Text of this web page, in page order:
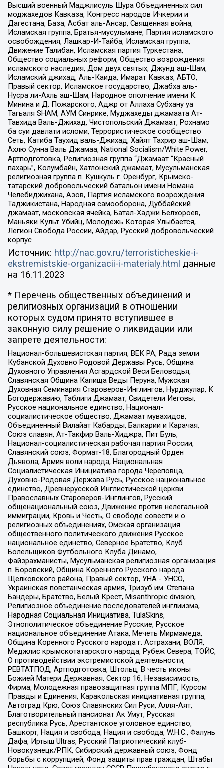
Высший военный Маджлисуль Шура Объединенных сил
моджахедов Кавказа, Конгресс народов Ичкерии и
Дагестана, База, Асбат аль-Ансар, Священная война,
Исламская группа, Братья-мусульмане, Партия исламского
освобождения, Лашкар-И-Тайба, Исламская группа,
Движение Талибан, Исламская партия Туркестана,
Общество социальных реформ, Общество возрождения
исламского наследия, Дом двух святых, Джунд аш-Шам,
Исламский джихад, Аль-Каида, Имарат Кавказ, АБТО,
Правый сектор, Исламское государство, Джабха аль-
Нусра ли-Ахль аш-Шам, Народное ополчение имени К.
Минина и Д. Пожарского, Аджр от Аллаха Субхану уа
Тагьаля SHAM, АУМ Синрике, Муджахеды джамаата Ат-
Тавхида Валь-Джихад, Чистопольский Джамаат, Рохнамо
ба суи давлати исломи, Террористическое сообщество
Сеть, Катиба Таухид валь-Джихад, Хайят Тахрир аш-Шам,
Ахлю Сунна Валь Джамаа, National Socialism/White Power,
Артподготовка, Религиозная группа “Джамаат “Красный
пахарь”, Колумбайн, Хатлонский джамаат, Мусульманская
религиозная группа п. Кушкуль г. Оренбург, Крымско-
татарский добровольческий батальон имени Номана
Челебиджихана, Азов, Партия исламского возрождения
Таджикистана, Народная самооборона, Дуббайский
джамаат, московская ячейка, Батал-Хаджи Белхороев,
Маньяки Культ Убийц, Молодёжь Которая Улыбается,
Легион Свобода России, Айдар, Русский добровольческий
корпус
Источник: http://nac.gov.ru/terroristicheskie-i-
ekstremistskie-organizacii-i-materialy.html данные
на 16.11.2023
* Перечень общественных объединений и
религиозных организаций в отношении
которых судом принято вступившее в
законную силу решение о ликвидации или
запрете деятельности:
Национал-большевистская партия, ВЕК РА, Рада земли
Кубанской Духовно Родовой Державы Русь, Община
Духовного Управления Асгардской Веси Беловодья,
Славянская Община Капища Веды Перуна, Мужская
Духовная Семинария Староверов-Инглингов, Нурджулар, К
Богодержавию, Таблиги Джамаат, Свидетели Иеговы,
Русское национальное единство, Национал-
социалистическое общество, Джамаат мувахидов,
Объединенный Вилайат Кабарды, Балкарии и Карачая,
Союз славян, Ат-Такфир Валь-Хиджра, Пит Буль,
Национал-социалистическая рабочая партия России,
Славянский союз, Формат-18, Благородный Орден
Дьявола, Армия воли народа, Национальная
Социалистическая Инициатива города Череповца,
Духовно-Родовая Держава Русь, Русское национальное
единство, Древнерусской Инглистической церкви
Православных Староверов-Инглингов, Русский
общенациональный союз, Движение против нелегальной
иммиграции, Кровь и Честь, О свободе совести и о
религиозных объединениях, Омская организация
общественного политического движения Русское
национальное единство, Северное Братство, Клуб
Болельщиков Футбольного Клуба Динамо,
Файзрахманисты, Мусульманская религиозная организация
п. Боровский, Община Коренного Русского народа
Щелковского района, Правый сектор, УНА - УНСО,
Украинская повстанческая армия, Тризуб им. Степана
Бандеры, Братство, Белый Крест, Misanthropic division,
Религиозное объединение последователей инглиизма,
Народная Социальная Инициатива, TulaSkins,
Этнополитическое объединение Русские, Русское
национальное объединение Атака, Мечеть Мирмамеда,
Община Коренного Русского народа г. Астрахани, ВОЛЯ,
Меджлис крымскотатарского народа, Рубеж Севера, ТОЙС,
О противодействии экстремистской деятельности,
РЕВТАТПОД, Артподготовка, Штольц, В честь иконы
Божией Матери Державная, Сектор 16, Независимость,
Фирма, Молодежная правозащитная группа МПГ, Курсом
Правды и Единения, Каракольская инициативная группа,
Автоград Крю, Союз Славянских Сил Руси, Алля-Аят,
Благотворительный пансионат Ак Умут, Русская
республика Русь, Арестантское уголовное единство,
Башкорт, Нация и свобода, Нация и свобода, W.H.С., Фалунь
Дафа, Иртыш Ultras, Русский Патриотический клуб-
Новокузнецк/РПК, Сибирский державный союз, Фонд
борьбы с коррупцией, Фонд защиты прав граждан, Штабы